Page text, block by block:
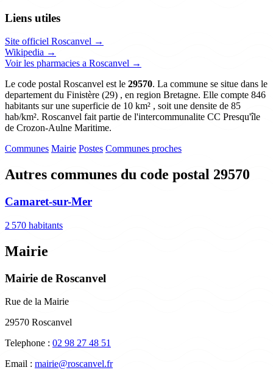
Liens utiles
Site officiel Roscanvel →
Wikipedia →
Voir les pharmacies a Roscanvel →
Le code postal Roscanvel est le 29570. La commune se situe dans le
departement du Finistère (29) , en region Bretagne. Elle compte 846
habitants sur une superficie de 10 km² , soit une densite de 85
hab/km². Roscanvel fait partie de l'intercommunalite CC Presqu'île
de Crozon-Aulne Maritime.
Communes Mairie Postes Communes proches
Autres communes du code postal 29570
Camaret-sur-Mer
2 570 habitants
Mairie
Mairie de Roscanvel
Rue de la Mairie
29570 Roscanvel
Telephone : 02 98 27 48 51
Email : mairie@roscanvel.fr